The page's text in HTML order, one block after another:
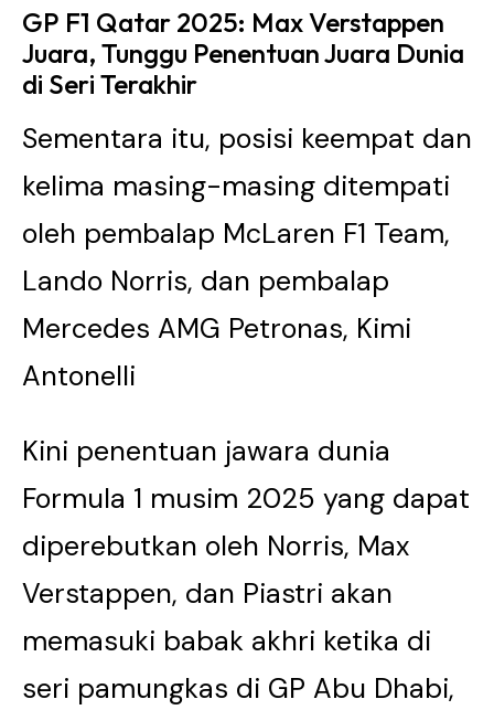
GP F1 Qatar 2025: Max Verstappen
Juara, Tunggu Penentuan Juara Dunia
di Seri Terakhir
Sementara itu, posisi keempat dan
kelima masing-masing ditempati
oleh pembalap McLaren F1 Team,
Lando Norris, dan pembalap
Mercedes AMG Petronas, Kimi
Antonelli
Kini penentuan jawara dunia
Formula 1 musim 2025 yang dapat
diperebutkan oleh Norris, Max
Verstappen, dan Piastri akan
memasuki babak akhri ketika di
seri pamungkas di GP Abu Dhabi,